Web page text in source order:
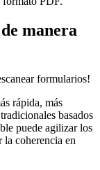
manera
formularios!
rápida, más
basados
puede agilizar los
la coherencia en